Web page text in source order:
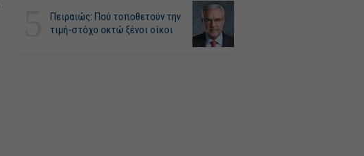
Πειραιώς: Πού τοποθετούν την
τιμή-στόχο οκτώ ξένοι οίκοι